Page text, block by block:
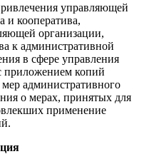
управляющей
и кооператива,
организации,
к административной
в сфере управления
приложением копий
административного
о мерах, принятых для
применение